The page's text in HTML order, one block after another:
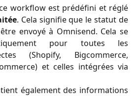
workflow est prédéfini et réglé
. Cela signifie que le statut de
envoyé à Omnisend. Cela se
pour toutes les
(Shopify, Bigcommerce,
et celles intégrées via
également des informations